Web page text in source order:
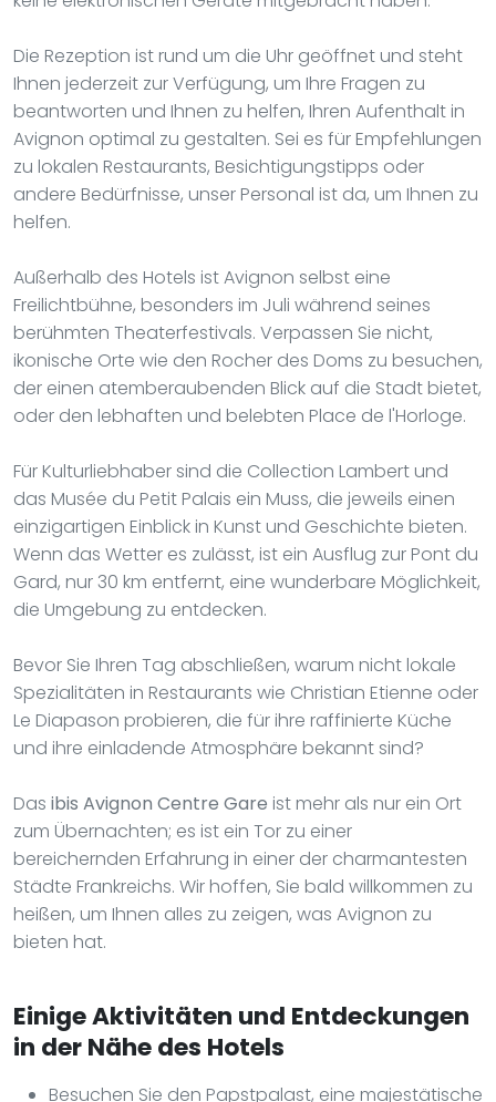
Die Rezeption ist rund um die Uhr geöffnet und steht
Ihnen jederzeit zur Verfügung, um Ihre Fragen zu
beantworten und Ihnen zu helfen, Ihren Aufenthalt in
Avignon optimal zu gestalten. Sei es für Empfehlungen
zu lokalen Restaurants, Besichtigungstipps oder
andere Bedürfnisse, unser Personal ist da, um Ihnen zu
helfen.
Außerhalb des Hotels ist Avignon selbst eine
Freilichtbühne, besonders im Juli während seines
berühmten Theaterfestivals. Verpassen Sie nicht,
ikonische Orte wie den Rocher des Doms zu besuchen,
der einen atemberaubenden Blick auf die Stadt bietet,
oder den lebhaften und belebten Place de l'Horloge.
Für Kulturliebhaber sind die Collection Lambert und
das Musée du Petit Palais ein Muss, die jeweils einen
einzigartigen Einblick in Kunst und Geschichte bieten.
Wenn das Wetter es zulässt, ist ein Ausflug zur Pont du
Gard, nur 30 km entfernt, eine wunderbare Möglichkeit,
die Umgebung zu entdecken.
Bevor Sie Ihren Tag abschließen, warum nicht lokale
Spezialitäten in Restaurants wie Christian Etienne oder
Le Diapason probieren, die für ihre raffinierte Küche
und ihre einladende Atmosphäre bekannt sind?
Das ibis Avignon Centre Gare ist mehr als nur ein Ort
zum Übernachten; es ist ein Tor zu einer
bereichernden Erfahrung in einer der charmantesten
Städte Frankreichs. Wir hoffen, Sie bald willkommen zu
heißen, um Ihnen alles zu zeigen, was Avignon zu
bieten hat.
Einige Aktivitäten und Entdeckungen
in der Nähe des Hotels
Besuchen Sie den Papstpalast, eine majestätische